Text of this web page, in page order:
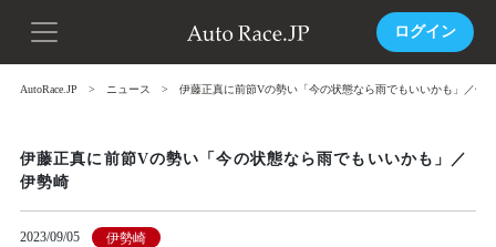
ログイン
AutoRace.JP ニュース 伊藤正真に前節Vの勢い「今の状態なら雨でもいいかも」／伊
伊藤正真に前節Vの勢い「今の状態なら雨でもいいかも」／
伊勢崎
2023/09/05 伊勢崎